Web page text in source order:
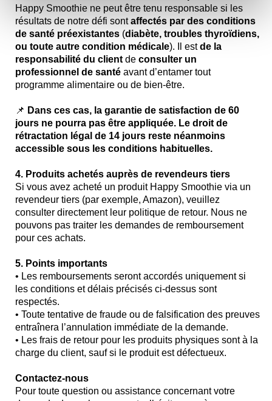
Happy Smoothie ne peut être tenu responsable si les
résultats de notre défi sontaffectés par des conditions
de santé préexistantes (diabète, troubles thyroïdiens,
ou toute autre condition médicale). Il estde la
responsabilité du client de consulter un
professionnel de santé avant d’entamer tout
programme alimentaire ou de bien-être.
📌 Dans ces cas, la garantie de satisfaction de 60
jours ne pourra pas être appliquée. Le droit de
rétractation légal de 14 jours reste néanmoins
accessible sous les conditions habituelles.
4. Produits achetés auprès de revendeurs tiers
Si vous avez acheté un produit Happy Smoothie via un
revendeur tiers (par exemple, Amazon), veuillez
consulter directement leur politique de retour. Nous ne
pouvons pas traiter les demandes de remboursement
pour ces achats.
5. Points importants
• Les remboursements seront accordés uniquement si
les conditions et délais précisés ci-dessus sont
respectés.
• Toute tentative de fraude ou de falsification des preuves
entraînera l’annulation immédiate de la demande.
• Les frais de retour pour les produits physiques sont à la
charge du client, sauf si le produit est défectueux.
Contactez-nous
Pour toute question ou assistance concernant votre